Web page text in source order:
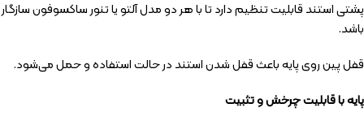
پشتی استند قابلیت تنظیم دارد تا با هر دو مدل آلتو یا تنور ساکسوفون سازگار
باشد.
قفل پین روی پایه باعث قفل شدن استند در حالت استفاده و حمل می‌شود.
پایه با قابلیت چرخش و تثبیت